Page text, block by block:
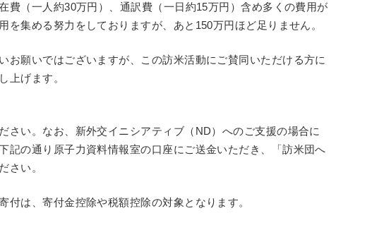
費（一人約30万円）、通訳費（一日約15万円）含め多くの費用が
を集める努力をしておりますが、あと150万円ほど足りません。
お願いではございますが、この訪米活動にご賛同いただける方に
上げます。
さい。なお、新外交イニシアティブ（ND）へのご支援の場合に
記の通り原子力資料情報室の口座にご送金いただき、「訪米団へ
さい。
付は、寄付金控除や税額控除の対象となります。